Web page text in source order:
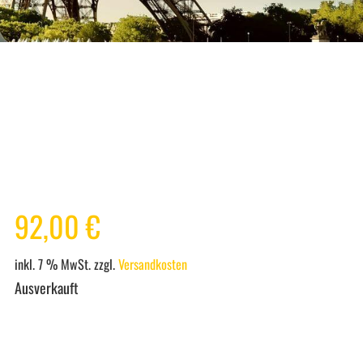
92,00€
inkl. 7 % MwSt.zzgl.Versandkosten
Ausverkauft